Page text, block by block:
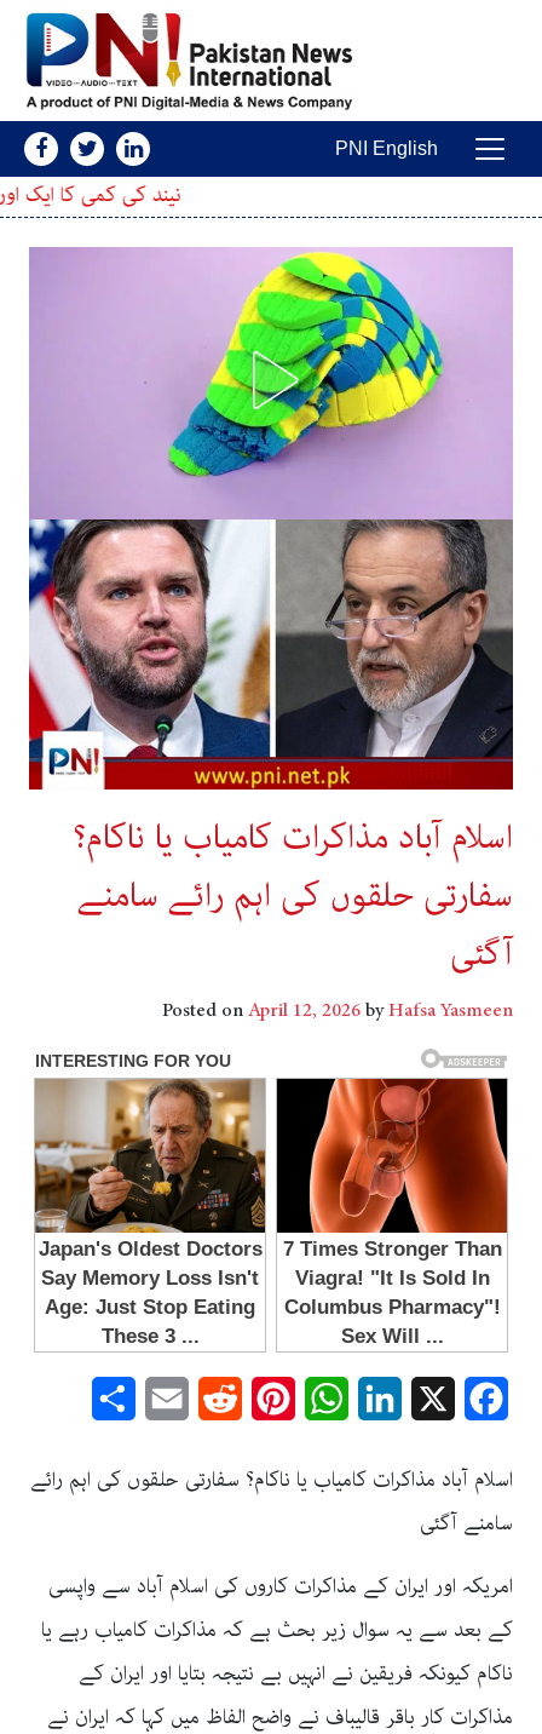
Main Navigation
PNI English
نیند کی کمی کا ایک اور نقصان سامنے
اسلام آباد مذاکرات کامیاب یا ناکام؟
سفارتی حلقوں کی اہم رائے سامنے
آگئی
Posted onApril 12, 2026byHafsa Yasmeen
Facebook
LinkedIn
WhatsApp
Pinterest
Reddit
Email
اسلام آباد مذاکرات کامیاب یا ناکام؟ سفارتی حلقوں کی اہم رائے
سامنے آگئی
امریکہ اور ایران کے مذاکرات کاروں کی اسلام آباد سے واپسی
کے بعد سے یہ سوال زیر بحث ہے کہ مذاکرات کامیاب رہے یا
ناکام کیونکہ فریقین نے انہیں بے نتیجہ بتایا اور ایران کے
مذاکرات کار باقر قالیباف نے واضح الفاظ میں کہا کہ ایران نے